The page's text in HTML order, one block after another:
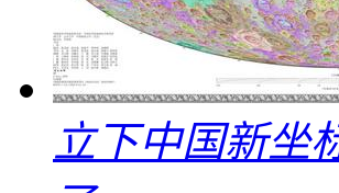
立下中国新坐